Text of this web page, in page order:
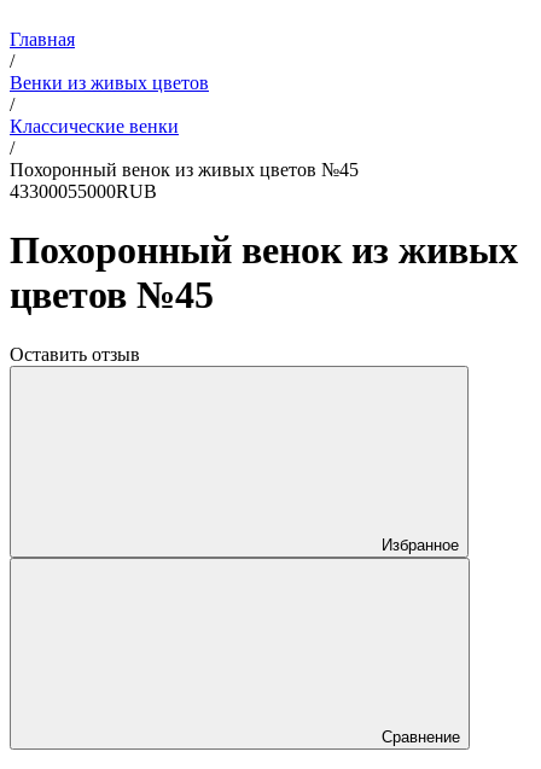
Главная
/
Венки из живых цветов
/
Классические венки
/
Похоронный венок из живых цветов №45
43300055000RUB
Похоронный венок из живых
цветов №45
Оставить отзыв
Избранное
Сравнение